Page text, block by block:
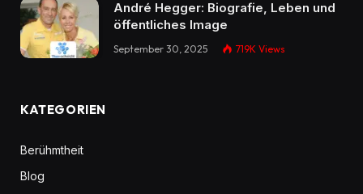
André Hegger: Biografie, Leben und
öffentliches Image
September 30, 2025 719K Views
KATEGORIEN
Berühmtheit
Blog